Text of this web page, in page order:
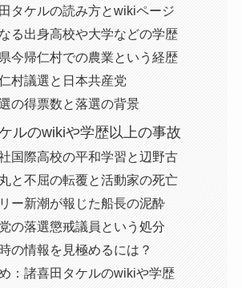
タケルの読み方とwikiページ
る出身高校や大学などの学歴
今帰仁村での農業という経歴
村議選と日本共産党
の得票数と落選の背景
ルのwikiや学歴以上の事故
国際高校の平和学習と辺野古
と不屈の転覆と活動家の死亡
ー新潮が報じた船長の泥酔
の落選懲戒議員という処分
の情報を見極めるには？
：諸喜田タケルのwikiや学歴